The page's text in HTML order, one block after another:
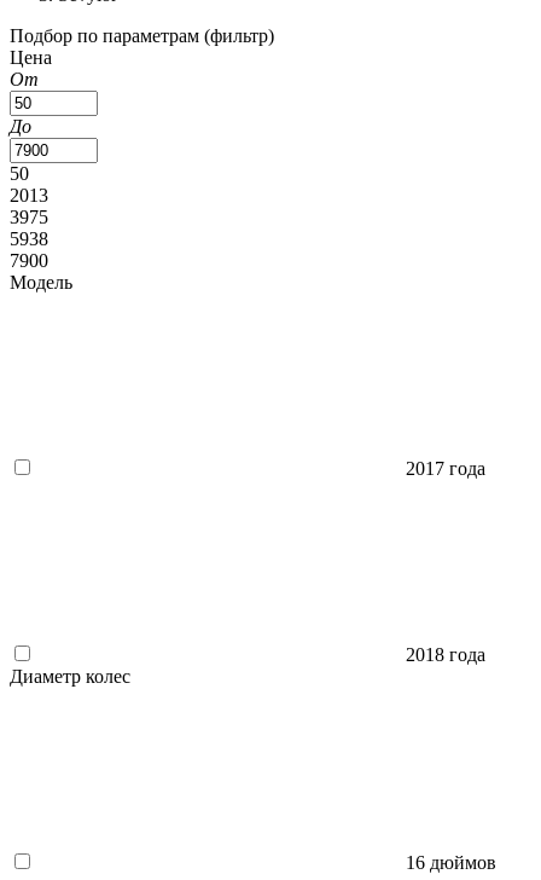
Подбор по параметрам (фильтр)
Цена
От
До
50
2013
3975
5938
7900
Модель
2017 года
2018 года
Диаметр колес
16 дюймов